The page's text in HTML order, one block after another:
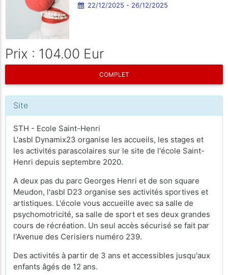
22/12/2025 - 26/12/2025
Prix : 104.00 Eur
COMPLET
Site
STH - Ecole Saint-Henri
L'asbl Dynamix23 organise les accueils, les stages et
les activités parascolaires sur le site de l'école Saint-
Henri depuis septembre 2020.
A deux pas du parc Georges Henri et de son square
Meudon, l'asbl D23 organise ses activités sportives et
artistiques. L'école vous accueille avec sa salle de
psychomotricité, sa salle de sport et ses deux grandes
cours de récréation. Un seul accès sécurisé se fait par
l'Avenue des Cerisiers numéro 239.
Des activités à partir de 3 ans et accessibles jusqu'aux
enfants âgés de 12 ans.